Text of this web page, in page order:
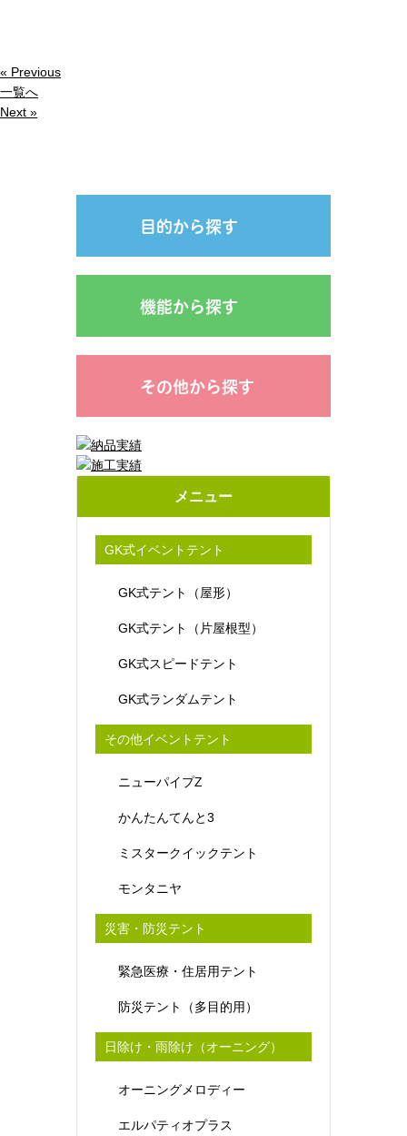
« Previous
一覧へ
Next »
目的から探す
機能から探す
その他から探す
メニュー
GK式イベントテント
GK式テント（屋形）
GK式テント（片屋根型）
GK式スピードテント
GK式ランダムテント
その他イベントテント
ニューパイプZ
かんたんてんと3
ミスタークイックテント
モンタニヤ
災害・防災テント
緊急医療・住居用テント
防災テント（多目的用）
日除け・雨除け（オーニング）
オーニングメロディー
エルパティオプラス